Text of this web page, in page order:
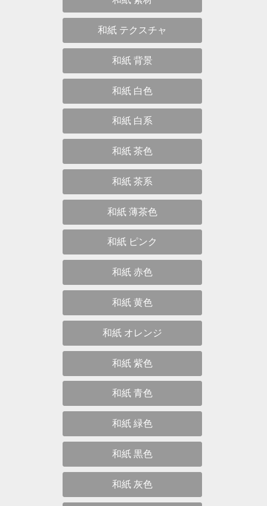
和紙 テクスチャ
和紙 背景
和紙 白色
和紙 白系
和紙 茶色
和紙 茶系
和紙 薄茶色
和紙 ピンク
和紙 赤色
和紙 黄色
和紙 オレンジ
和紙 紫色
和紙 青色
和紙 緑色
和紙 黒色
和紙 灰色